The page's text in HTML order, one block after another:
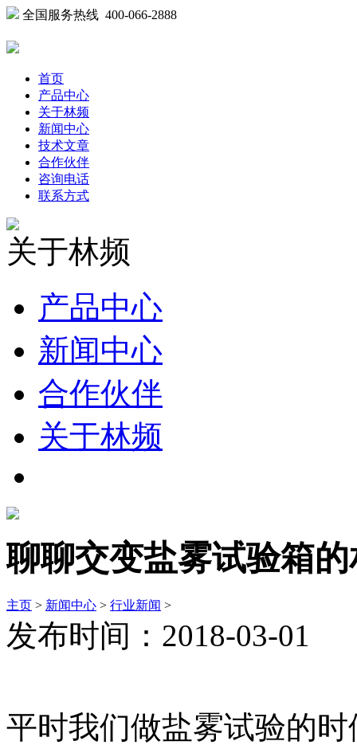
全国服务热线 400-066-2888
首页
产品中心
关于林频
新闻中心
技术文章
合作伙伴
咨询电话
联系方式
关于林频
产品中心
新闻中心
合作伙伴
关于林频
聊聊交变盐雾试验箱
主页 > 新闻中心 > 行业新闻 >
发布时间：2018-03-01
平时我们做盐雾试验的